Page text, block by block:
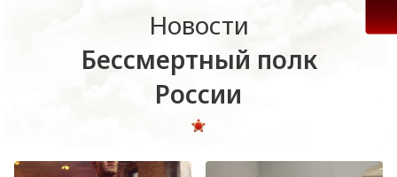
Новости
Бессмертный полк
России